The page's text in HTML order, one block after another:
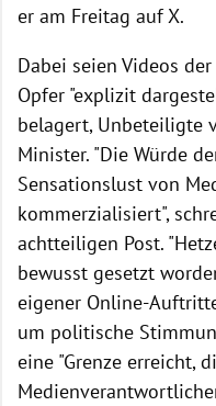
er am Freitag auf X.
Dabei seien Videos
Opfer "explizit
belagert, Unbeteiligte
Minister. "Die Würde
Sensationslust von
kommerzialisiert",
achtteiligen Post.
bewusst gesetzt
eigener Online-
um politische
eine "Grenze erreicht,